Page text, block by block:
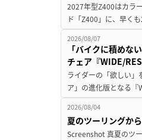
2027年型Z400はカラ
ド「Z400」に、早く
2026/08/07
「バイクに積めな
チェア『WIDE/
ライダーの「欲しい」
ア」の進化版となる
2026/08/04
夏のツーリングか
Screenshot 真夏のツ